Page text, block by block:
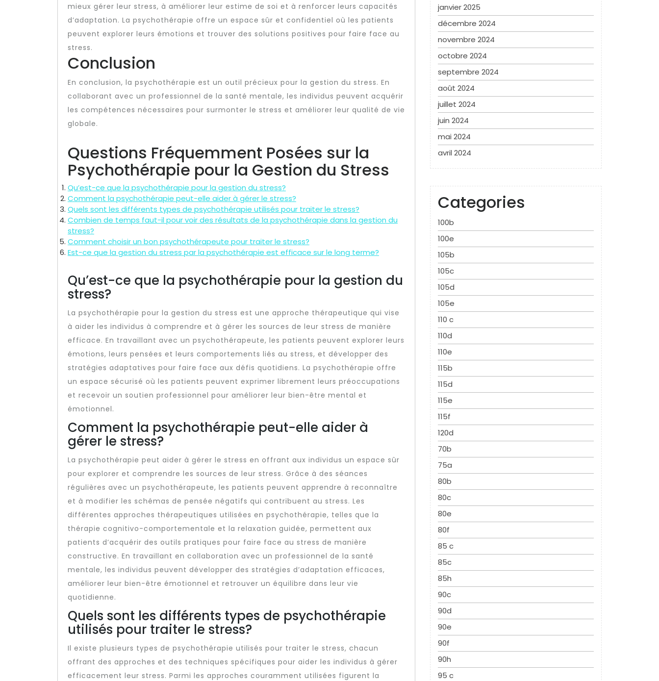
mieux gérer leur stress, à améliorer leur estime de soi et à renforcer leurs capacités
d’adaptation. La psychothérapie offre un espace sûr et confidentiel où les patients
peuvent explorer leurs émotions et trouver des solutions positives pour faire face au
stress.
Conclusion
En conclusion, la psychothérapie est un outil précieux pour la gestion du stress. En
collaborant avec un professionnel de la santé mentale, les individus peuvent acquérir
les compétences nécessaires pour surmonter le stress et améliorer leur qualité de vie
globale.
Questions Fréquemment Posées sur la
Psychothérapie pour la Gestion du Stress
Qu’est-ce que la psychothérapie pour la gestion du stress?
Comment la psychothérapie peut-elle aider à gérer le stress?
Quels sont les différents types de psychothérapie utilisés pour traiter le stress?
Combien de temps faut-il pour voir des résultats de la psychothérapie dans la gestion du
stress?
Comment choisir un bon psychothérapeute pour traiter le stress?
Est-ce que la gestion du stress par la psychothérapie est efficace sur le long terme?
Qu’est-ce que la psychothérapie pour la gestion du
stress?
La psychothérapie pour la gestion du stress est une approche thérapeutique qui vise
à aider les individus à comprendre et à gérer les sources de leur stress de manière
efficace. En travaillant avec un psychothérapeute, les patients peuvent explorer leurs
émotions, leurs pensées et leurs comportements liés au stress, et développer des
stratégies adaptatives pour faire face aux défis quotidiens. La psychothérapie offre
un espace sécurisé où les patients peuvent exprimer librement leurs préoccupations
et recevoir un soutien professionnel pour améliorer leur bien-être mental et
émotionnel.
Comment la psychothérapie peut-elle aider à
gérer le stress?
La psychothérapie peut aider à gérer le stress en offrant aux individus un espace sûr
pour explorer et comprendre les sources de leur stress. Grâce à des séances
régulières avec un psychothérapeute, les patients peuvent apprendre à reconnaître
et à modifier les schémas de pensée négatifs qui contribuent au stress. Les
différentes approches thérapeutiques utilisées en psychothérapie, telles que la
thérapie cognitivo-comportementale et la relaxation guidée, permettent aux
patients d’acquérir des outils pratiques pour faire face au stress de manière
constructive. En travaillant en collaboration avec un professionnel de la santé
mentale, les individus peuvent développer des stratégies d’adaptation efficaces,
améliorer leur bien-être émotionnel et retrouver un équilibre dans leur vie
quotidienne.
Quels sont les différents types de psychothérapie
utilisés pour traiter le stress?
Il existe plusieurs types de psychothérapie utilisés pour traiter le stress, chacun
offrant des approches et des techniques spécifiques pour aider les individus à gérer
efficacement leur stress. Parmi les approches couramment utilisées figurent la
janvier 2025
décembre 2024
novembre 2024
octobre 2024
septembre 2024
août 2024
juillet 2024
juin 2024
mai 2024
avril 2024
Categories
100b
100e
105b
105c
105d
105e
110 c
110d
110e
115b
115d
115e
115f
120d
70b
75a
80b
80c
80e
80f
85 c
85c
85h
90c
90d
90e
90f
90h
95 c